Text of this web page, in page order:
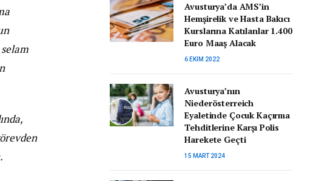
Avusturya’da AMS’in
Hemşirelik ve Hasta Bakıcı
Kurslarına Katılanlar 1.400
Euro Maaş Alacak
6 EKIM 2022
Avusturya’nın
Niederösterreich
Eyaletinde Çocuk Kaçırma
Tehditlerine Karşı Polis
Harekete Geçti
15 MART 2024